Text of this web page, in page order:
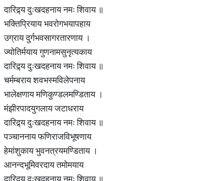
दारिद्र्य दुःखदहनाय नमः शिवाय ॥
भक्तिप्रियाय भवरोगभयापहाय
उग्राय दुर्गभवसागरतारणाय ।
ज्योतिर्मयाय गुणनामसुनृत्यकाय
दारिद्र्य दुःखदहनाय नमः शिवाय ॥
चर्मम्बराय शवभस्मविलेपनाय
भालेक्षणाय मणिकुण्डलमण्डिताय ।
मंझीरपादयुगलाय जटाधराय
दारिद्र्य दुःखदहनाय नमः शिवाय ॥
पञ्चाननाय फणिराजविभूषणाय
हेमांशुकाय भुवनत्रयमण्डिताय ।
आनन्दभूमिवरदाय तमोमयाय